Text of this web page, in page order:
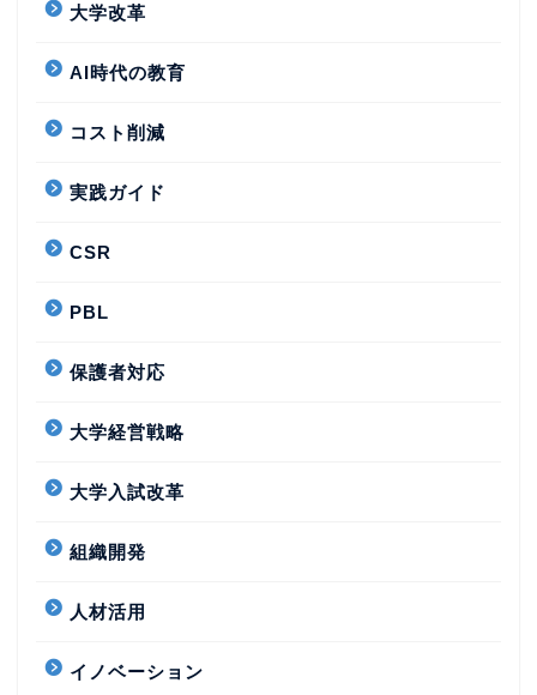
大学改革
AI時代の教育
コスト削減
実践ガイド
CSR
PBL
保護者対応
大学経営戦略
大学入試改革
組織開発
人材活用
イノベーション